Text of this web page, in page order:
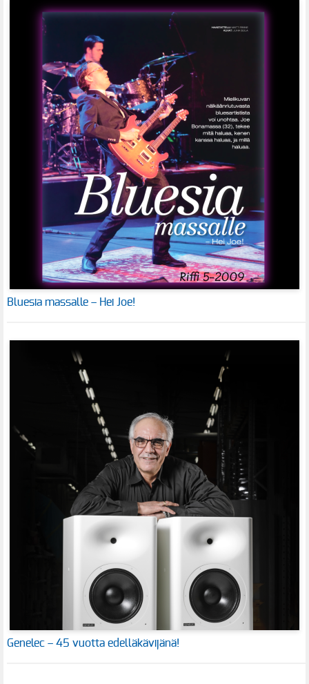
Bluesia massalle – Hei Joe!
Genelec – 45 vuotta edelläkävijänä!